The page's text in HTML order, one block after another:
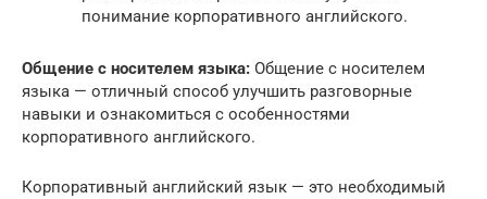
понимание корпоративного английского.
Общение с носителем языка: Общение с носителем
языка — отличный способ улучшить разговорные
навыки и ознакомиться с особенностями
корпоративного английского.
Корпоративный английский язык — это необходимый